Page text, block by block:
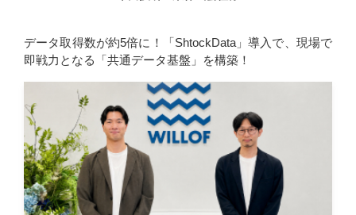
データ取得数が約5倍に！「ShtockData」導入で、現場で
即戦力となる「共通データ基盤」を構築！